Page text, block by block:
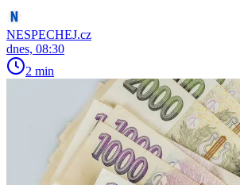
NESPECHEJ.cz
dnes, 08:30
2 min